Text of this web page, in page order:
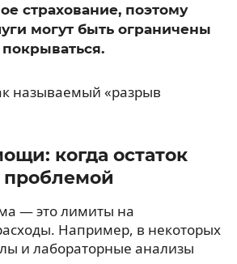
страхование, поэтому
могут быть ограничены
называемый «разрыв
когда остаток
проблемой
— это лимиты на
Например, в некоторых
и лабораторные анализы